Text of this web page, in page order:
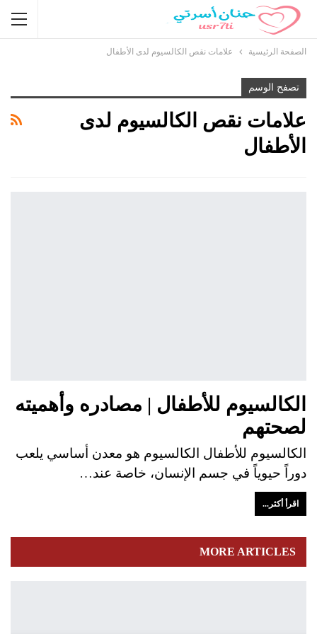
الصفحة الرئيسية علامات نقص الكالسيوم لدى الأطفال
تصفح الوسم
علامات نقص الكالسيوم لدى
الأطفال
الكالسيوم للأطفال | مصادره وأهميته
لصحتهم
الكالسيوم للأطفال الكالسيوم هو معدن أساسي يلعب
دوراً حيوياً في جسم الإنسان، خاصة عند…
اقرأ أكثر...
MORE ARTICLES